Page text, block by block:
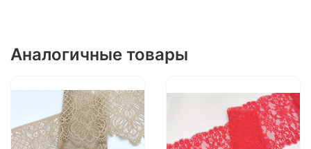
Аналогичные товары